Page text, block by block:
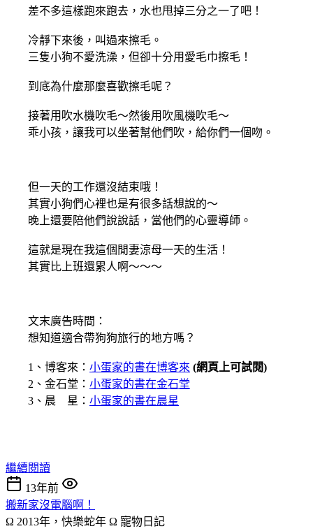
差不多這樣跑來跑去，水也甩掉三分之一了吧！
冷靜下來後，叫過來擦毛。
三隻小狗不愛洗澡，但卻十分用愛毛巾擦毛！
到底為什麼那麼喜歡擦毛呢？
接著用吹水機吹毛～然後用吹風機吹毛～
乖小孩，讓我可以坐著幫他們吹，給你們一個吻。
但一天的工作還沒結束哦！
其實小狗們心裡也是有很多話想說的～
晚上還要陪他們說說話，當他們的心靈導師。
這就是現在我這個閒妻涼母一天的生活！
其實比上班還累人啊～～～
文末廣告時間：
想知道適合帶狗狗旅行的地方嗎？
1、博客來： 小蛋家的書在博客來 (網頁上可試閱)
2、金石堂： 小蛋家的書在金石堂
3、晨 星： 小蛋家的書在晨星
繼續閱讀
13年前
搬新家沒電腦啊！
Ω 2013年，快樂蛇年 Ω 寵物日記